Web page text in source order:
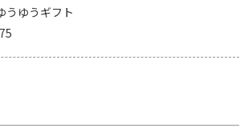
うゆうギフト